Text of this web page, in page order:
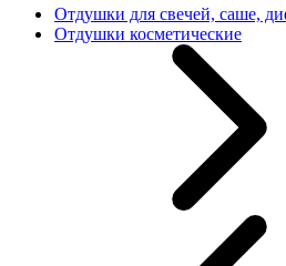
Отдушки для свечей, саше,
Отдушки косметические